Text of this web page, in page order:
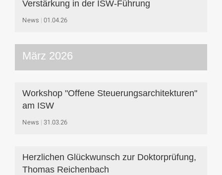
Verstärkung in der ISW-Führung
News 01.04.26
März 2026
Workshop "Offene Steuerungsarchitekturen"
am ISW
News 31.03.26
Herzlichen Glückwunsch zur Doktorprüfung,
Thomas Reichenbach